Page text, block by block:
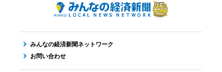
みんなの経済新聞ネットワーク
お問い合わせ